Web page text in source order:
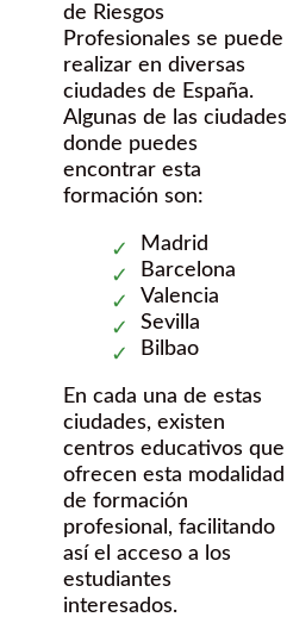
de Riesgos
Profesionales se puede
realizar en diversas
ciudades de España.
Algunas de las ciudades
donde puedes
encontrar esta
formación son:
Madrid
Barcelona
Valencia
Sevilla
Bilbao
En cada una de estas
ciudades, existen
centros educativos que
ofrecen esta modalidad
de formación
profesional, facilitando
así el acceso a los
estudiantes
interesados.